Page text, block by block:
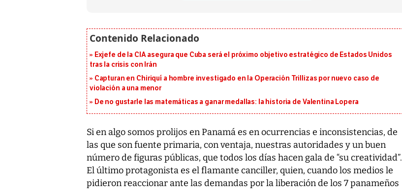
Exjefe de la CIA asegura que Cuba será el próximo objetivo estratégico de Estados Unidos
tras la crisis con Irán
Capturan en Chiriquí a hombre investigado en la Operación Trillizas por nuevo caso de
violación a una menor
De no gustarle las matemáticas a ganar medallas: la historia de Valentina Lopera
Si en algo somos prolijos en Panamá es en ocurrencias e inconsistencias, de
las que son fuente primaria, con ventaja, nuestras autoridades y un buen
número de figuras públicas, que todos los días hacen gala de “su creatividad”.
El último protagonista es el flamante canciller, quien, cuando los medios le
pidieron reaccionar ante las demandas por la liberación de los 7 panameños